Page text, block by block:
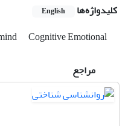
کلیدواژه‌ها English
Cognitive Emotional
مراجع